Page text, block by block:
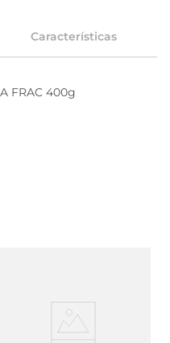
Características
FRAC 400g